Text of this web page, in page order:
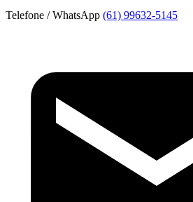
Telefone / WhatsApp (61) 99632-5145